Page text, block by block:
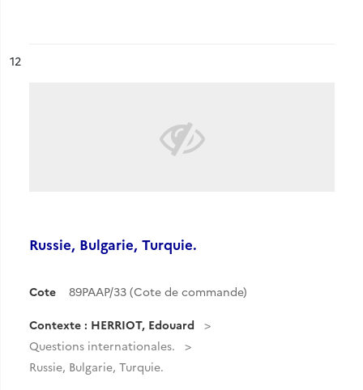
n°
12
Russie, Bulgarie, Turquie.
Cote 89PAAP/33 (Cote de commande)
Contexte : HERRIOT, Edouard
Questions internationales.
Russie, Bulgarie, Turquie.